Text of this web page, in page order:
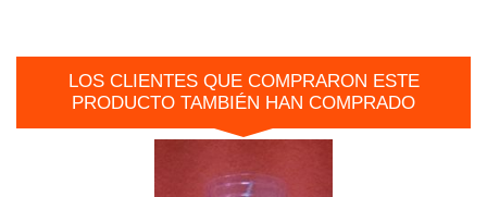
LOS CLIENTES QUE COMPRARON ESTE
PRODUCTO TAMBIÉN HAN COMPRADO